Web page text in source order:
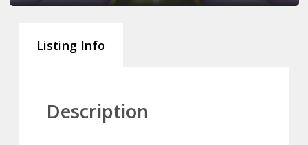
Listing Info
Description